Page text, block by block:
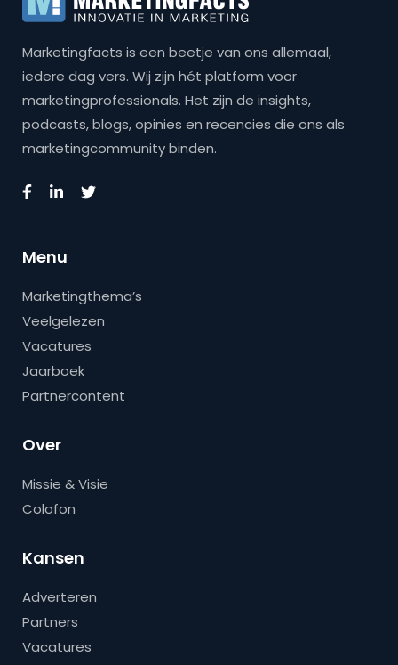
Marketingfacts is een beetje van ons allemaal,
iedere dag vers. Wij zijn hét platform voor
marketingprofessionals. Het zijn de insights,
podcasts, blogs, opinies en recencies die ons als
marketingcommunity binden.
Menu
Marketingthema’s
Veelgelezen
Vacatures
Jaarboek
Partnercontent
Over
Missie & Visie
Colofon
Kansen
Adverteren
Partners
Vacatures